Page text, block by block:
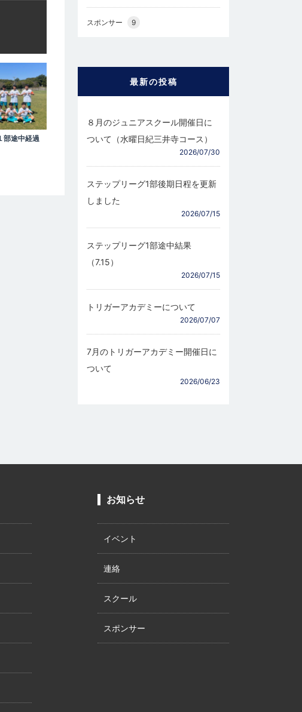
部途中経過
スポンサー 9
最新の投稿
８月のジュニアスクール開催日に
ついて（水曜日紀三井寺コース）
2026/07/30
ステップリーグ1部後期日程を更新
しました
2026/07/15
ステップリーグ1部途中結果
（7.15）
2026/07/15
トリガーアカデミーについて
2026/07/07
7月のトリガーアカデミー開催日に
ついて
2026/06/23
お知らせ
イベント
連絡
スクール
スポンサー